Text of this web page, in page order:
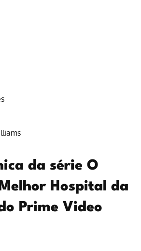
da série O
Hospital da
Prime Video